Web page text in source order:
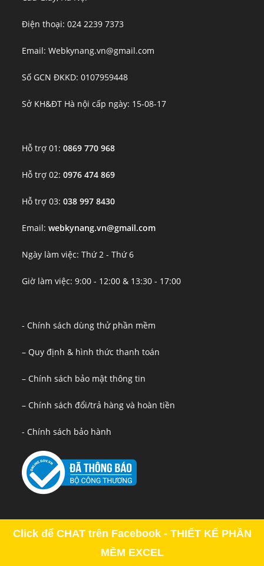
Điện thoại: 024 2239 7373
Email: Webkynang.vn@gmail.com
Số GCN ĐKKD: 0107959448
Sở KH&ĐT Hà nội cấp ngày: 15-08-17
Hỗ trợ 01:0869 770 968
Hỗ trợ 02:0976 474 869
Hỗ trợ 03:038 997 8430
Email:webkynang.vn@gmail.com
Ngày làm việc: Thứ 2 - Thứ 6
Giờ làm việc: 9:00 - 12:00 & 13:30 - 17:00
- Chính sách dùng thử phần mềm
– Quy định & hình thức thanh toán
– Chính sách bảo mật thông tin
– Chính sách đổi/trả hàng và hoàn tiền
- Chính sách bảo hành
Copyright - OceanWP Theme by OceanWP
Click để CHAT trên Facebook - THIẾT KẾ PHẦN
MỀM EXCEL